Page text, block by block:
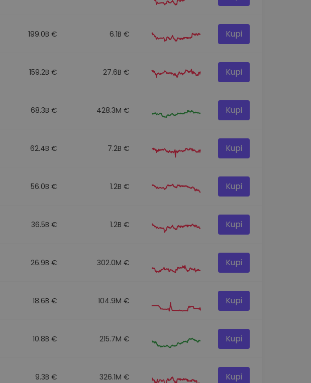
199.0B € 6.1B € Kupi
159.2B € 27.6B € Kupi
68.3B € 428.3M € Kupi
62.4B € 7.2B € Kupi
56.0B € 1.2B € Kupi
36.5B € 1.2B € Kupi
26.9B € 302.0M € Kupi
18.6B € 104.9M € Kupi
10.8B € 215.7M € Kupi
9.3B € 326.1M € Kupi